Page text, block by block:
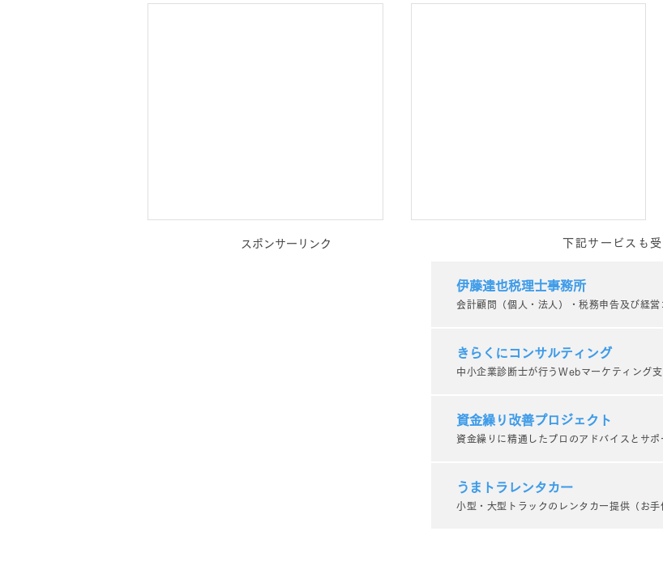
会！？
スポンサーリンク 下記サービスも
伊藤達也税理士事務所
会計顧問（個人・法人）・税務申告及び経
きらくにコンサルティング
中小企業診断士が行うWebマーケティング
資金繰り改善プロジェクト
資金繰りに精通したプロのアドバイスとサ
うまトラレンタカー
小型・大型トラックのレンタカー提供（お手